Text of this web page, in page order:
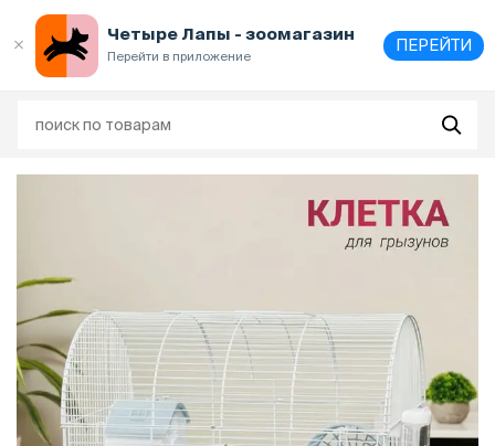
Четыре Лапы - зоомагазин
Перейти в приложение
ПЕРЕЙТИ